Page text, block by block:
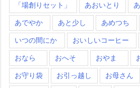
「場創りセット」 あおいとり
あでやか あと少し あめつち
いつの間にか おいしいコーヒー
おなら おへそ おやま
お守り袋 お引っ越し お母さん